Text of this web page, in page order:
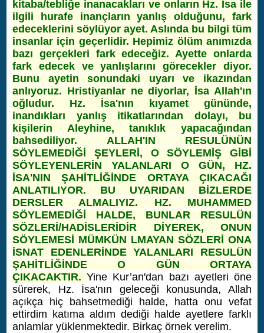
kitaba/tebliğe inanacakları ve onların Hz. İsa ile
ilgili hurafe inançların yanlış olduğunu, fark
edeceklerini söylüyor ayet. Aslında bu bilgi tüm
insanlar için geçerlidir. Hepimiz ölüm anımızda
bazı gerçekleri fark edeceğiz. Ayette onlarda
fark edecek ve yanlışlarını görecekler diyor.
Bunu ayetin sonundaki uyarı ve ikazından
anlıyoruz. Hristiyanlar ne diyorlar, İsa Allah'ın
oğludur. Hz. İsa'nın kıyamet gününde,
inandıkları yanlış itikatlarından dolayı, bu
kişilerin Aleyhine, tanıklık yapacağından
bahsediliyor. ALLAH'IN RESULÜNÜN
SÖYLEMEDİĞİ ŞEYLERİ, O SÖYLEMİŞ GİBİ
SÖYLEYENLERİN YALANLARI O GÜN, HZ.
İSA'NIN ŞAHİTLİĞİNDE ORTAYA ÇIKACAĞI
ANLATILIYOR. BU UYARIDAN BİZLERDE
DERSLER ALMALIYIZ. HZ. MUHAMMED
SÖYLEMEDİĞİ HALDE, BUNLAR RESULÜN
SÖZLERİ/HADİSLERİDİR DİYEREK, ONUN
SÖYLEMESİ MÜMKÜN LMAYAN SÖZLERİ ONA
İSNAT EDENLERİNDE YALANLARI RESULÜN
ŞAHİTLİĞİNDE O GÜN ORTAYA
ÇIKACAKTIR.Yine Kur’an'dan bazı ayetleri öne
sürerek, Hz. İsa'nın geleceği konusunda, Allah
açıkça hiç bahsetmediği halde, hatta onu vefat
ettirdim katıma aldım dediği halde ayetlere farklı
anlamlar yüklenmektedir. Birkaç örnek verelim.